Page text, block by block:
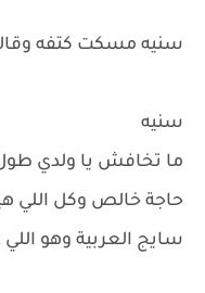
سنيه مسكت كتفه
سنيه
ما تخافش يا ولدي
حاجة خالص وكل اللي
سايج العربية وهو